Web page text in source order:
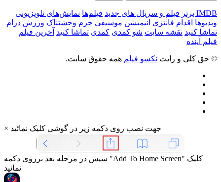
IMDB برتر فیلم و سریال های جدید فیلم‌ها نمایش‌های تلویزیونی
ویدیوها اقدام فانتزی انیمیشن موسیقی جرم وحشتناک ورزش درام
تماشا کنید نقشه سایت شو کمدی کمدی تماشا کنید آخرین فیلم
فیلم آینده
© حق کلی و رایت نکسو فیلم همه حقوق سایت.
× جهت نصب روی دکمه زیر در گوشی کلیک نمائید
سپس در مرحله بعد برروی دکمه "Add To Home Screen" کلیک
نمائید